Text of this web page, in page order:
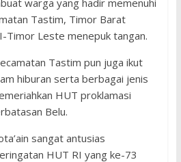
warga yang hadir memenuhi
Tastim, Timor Barat
Timor Leste menepuk tangan.
Tastim pun juga ikut
hiburan serta berbagai jenis
HUT proklamasi
Belu.
sangat antusias
HUT RI yang ke-73